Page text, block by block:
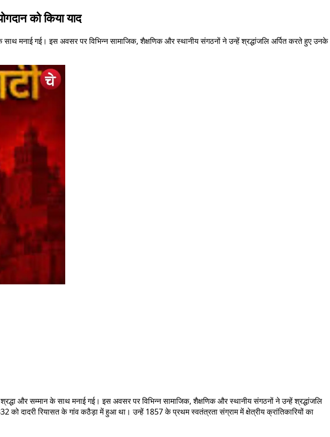
को किया याद
साथ मनाई गई। इस अवसर पर विभिन्न सामाजिक, शैक्षणिक और स्थानीय संगठनों ने उन्हें श्रद्धांजलि अर्पित करते हुए उनके
और सम्मान के साथ मनाई गई। इस अवसर पर विभिन्न सामाजिक, शैक्षणिक और स्थानीय संगठनों ने उन्हें श्रद्धांजलि
को दादरी रियासत के गांव कठैड़ा में हुआ था। उन्हें 1857 के प्रथम स्वतंत्रता संग्राम में क्षेत्रीय क्रांतिकारियों का